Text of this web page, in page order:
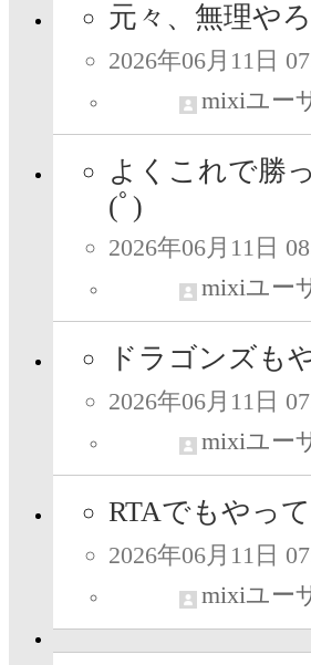
元々、無理やろ
2026年06月11日
mixiユー
よくこれで勝
(ﾟ)
2026年06月11日
mixiユー
ドラゴンズも
2026年06月11日
mixiユー
RTAでもやっ
2026年06月11日
mixiユー